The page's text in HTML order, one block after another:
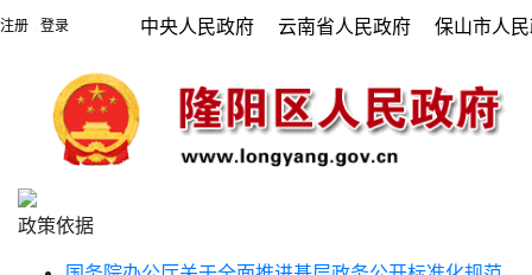
注册 登录 中央人民政府 云南省人民政府 保山市人
政策依据